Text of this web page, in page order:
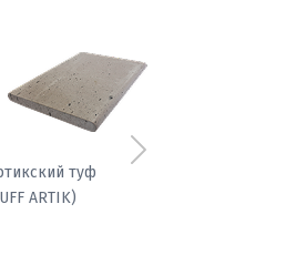
Черный кунжут
SESAME BLACK)
Следующий